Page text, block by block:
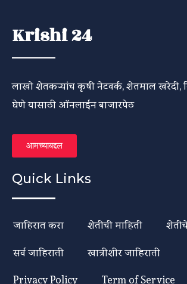
Krishi 24
लाखो शेतकऱ्यांच कृषी नेटवर्क, शेतमाल खरेदी,
घेणे यासाठी ऑनलाईन बाजारपेठ
आमच्याबद्दल
Quick Links
जाहिरात करा शेतीची माहिती
सर्व जाहिराती
खात्रीशीर जाहिराती
Privacy Policy
Term of Service